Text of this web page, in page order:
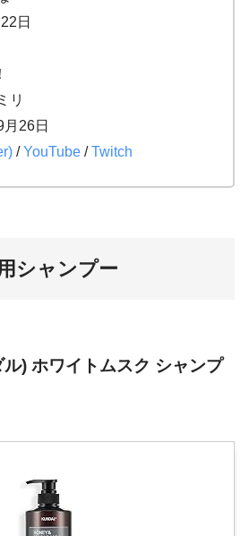
日
リ
26日
/YouTube /Twitch
シャンプー
) ホワイトムスク シャンプ